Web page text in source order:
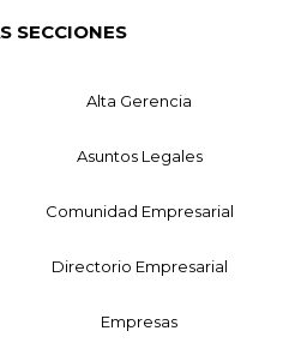
SECCIONES
Alta Gerencia
Asuntos Legales
Comunidad Empresarial
Directorio Empresarial
Empresas